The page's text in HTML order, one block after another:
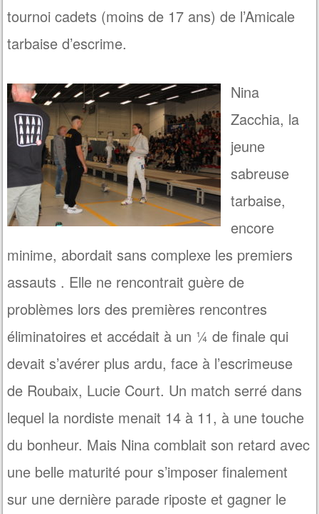
tournoi cadets (moins de 17 ans) de l’Amicale
tarbaise d’escrime.
Nina
Zacchia, la
jeune
sabreuse
tarbaise,
encore
minime, abordait sans complexe les premiers
assauts . Elle ne rencontrait guère de
problèmes lors des premières rencontres
éliminatoires et accédait à un ¼ de finale qui
devait s’avérer plus ardu, face à l’escrimeuse
de Roubaix, Lucie Court. Un match serré dans
lequel la nordiste menait 14 à 11, à une touche
du bonheur. Mais Nina comblait son retard avec
une belle maturité pour s’imposer finalement
sur une dernière parade riposte et gagner le